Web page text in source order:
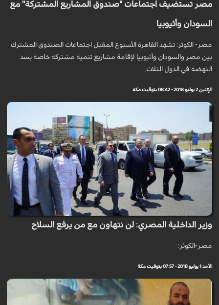
مصر تستضيف اجتماعات "صندوق المشاريع المشتركة" مع
السودان وأثيوبيا
مصر- الكوثر: تشهد القاهرة الأسبوع المقبل اجتماعات الصندوق المشترك
بين مصر والسودان وأثيوبيا لإقامة مشاريع تنمية مشتركة خاصة بسد
النهضة في الدول الثلاث.
الإثنين 2 يوليو 2018 - 08:42 بتوقيت مكة
وزير الداخلية المصري: لن نتهاون مع من يرفع السلاح
مصر-الكوثر:
الأحد 1 يوليو 2018 - 07:57 بتوقيت مكة